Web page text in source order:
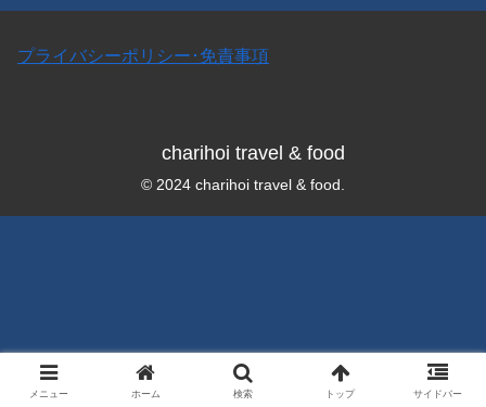
プライバシーポリシー･免責事項
charihoi travel & food
© 2024 charihoi travel & food.
メニュー ホーム 検索 トップ サイドバー